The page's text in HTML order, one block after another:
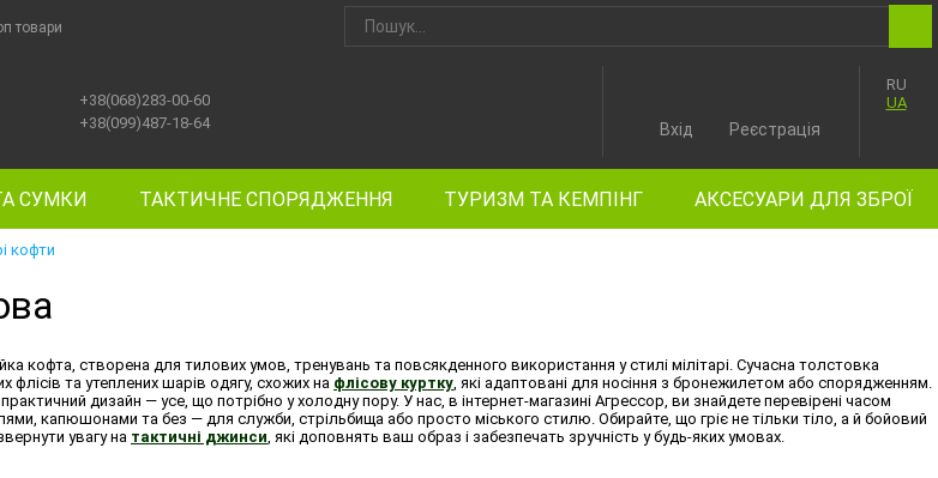
товари
+38(068)283-00-60
+38(099)487-18-64
RU
UA
Вхід Реєстрація
СУМКИ ТАКТИЧНЕ СПОРЯДЖЕННЯ ТУРИЗМ ТА КЕМПІНГ АКСЕСУАРИ ДЛЯ ЗБРОЇ
кофти
кофта, створена для тилових умов, тренувань та повсякденного використання у стилі мілітарі. Сучасна толстовка
флісів та утеплених шарів одягу, схожих на флісову куртку, які адаптовані для носіння з бронежилетом або спорядженням.
дизайн — усе, що потрібно у холодну пору. У нас, в інтернет-магазині Агрессор, ви знайдете перевірені часом
капюшонами та без — для служби, стрільбища або просто міського стилю. Обирайте, що гріє не тільки тіло, а й бойовий
увагу на тактичні джинси, які доповнять ваш образ і забезпечать зручність у будь-яких умовах.